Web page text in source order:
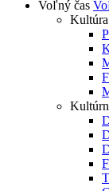
Voľný čas
Kultúra